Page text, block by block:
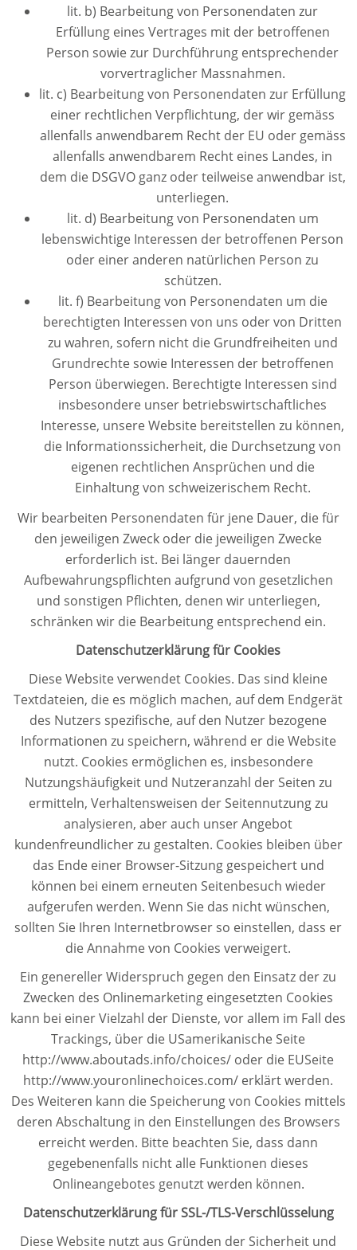
lit. b) Bearbeitung von Personendaten zur
Erfüllung eines Vertrages mit der betroffenen
Person sowie zur Durchführung entsprechender
vorvertraglicher Massnahmen.
lit. c) Bearbeitung von Personendaten zur Erfüllung
einer rechtlichen Verpflichtung, der wir gemäss
allenfalls anwendbarem Recht der EU oder gemäss
allenfalls anwendbarem Recht eines Landes, in
dem die DSGVO ganz oder teilweise anwendbar ist,
unterliegen.
lit. d) Bearbeitung von Personendaten um
lebenswichtige Interessen der betroffenen Person
oder einer anderen natürlichen Person zu
schützen.
lit. f) Bearbeitung von Personendaten um die
berechtigten Interessen von uns oder von Dritten
zu wahren, sofern nicht die Grundfreiheiten und
Grundrechte sowie Interessen der betroffenen
Person überwiegen. Berechtigte Interessen sind
insbesondere unser betriebswirtschaftliches
Interesse, unsere Website bereitstellen zu können,
die Informationssicherheit, die Durchsetzung von
eigenen rechtlichen Ansprüchen und die
Einhaltung von schweizerischem Recht.
Wir bearbeiten Personendaten für jene Dauer, die für
den jeweiligen Zweck oder die jeweiligen Zwecke
erforderlich ist. Bei länger dauernden
Aufbewahrungspflichten aufgrund von gesetzlichen
und sonstigen Pflichten, denen wir unterliegen,
schränken wir die Bearbeitung entsprechend ein.
Datenschutzerklärung für Cookies
Diese Website verwendet Cookies. Das sind kleine
Textdateien, die es möglich machen, auf dem Endgerät
des Nutzers spezifische, auf den Nutzer bezogene
Informationen zu speichern, während er die Website
nutzt. Cookies ermöglichen es, insbesondere
Nutzungshäufigkeit und Nutzeranzahl der Seiten zu
ermitteln, Verhaltensweisen der Seitennutzung zu
analysieren, aber auch unser Angebot
kundenfreundlicher zu gestalten. Cookies bleiben über
das Ende einer Browser-Sitzung gespeichert und
können bei einem erneuten Seitenbesuch wieder
aufgerufen werden. Wenn Sie das nicht wünschen,
sollten Sie Ihren Internetbrowser so einstellen, dass er
die Annahme von Cookies verweigert.
Ein genereller Widerspruch gegen den Einsatz der zu
Zwecken des Onlinemarketing eingesetzten Cookies
kann bei einer Vielzahl der Dienste, vor allem im Fall des
Trackings, über die USamerikanische Seite
http://www.aboutads.info/choices/ oder die EUSeite
http://www.youronlinechoices.com/ erklärt werden.
Des Weiteren kann die Speicherung von Cookies mittels
deren Abschaltung in den Einstellungen des Browsers
erreicht werden. Bitte beachten Sie, dass dann
gegebenenfalls nicht alle Funktionen dieses
Onlineangebotes genutzt werden können.
Datenschutzerklärung für SSL-/TLS-Verschlüsselung
Diese Website nutzt aus Gründen der Sicherheit und